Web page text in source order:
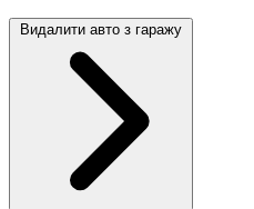
Видалити авто з гаражу